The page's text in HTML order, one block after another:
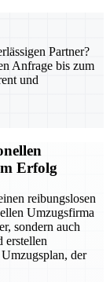
Partner?
Anfrage bis zum
und
Erfolg
reibungslosen
Umzugsfirma
sondern auch
erstellen
der